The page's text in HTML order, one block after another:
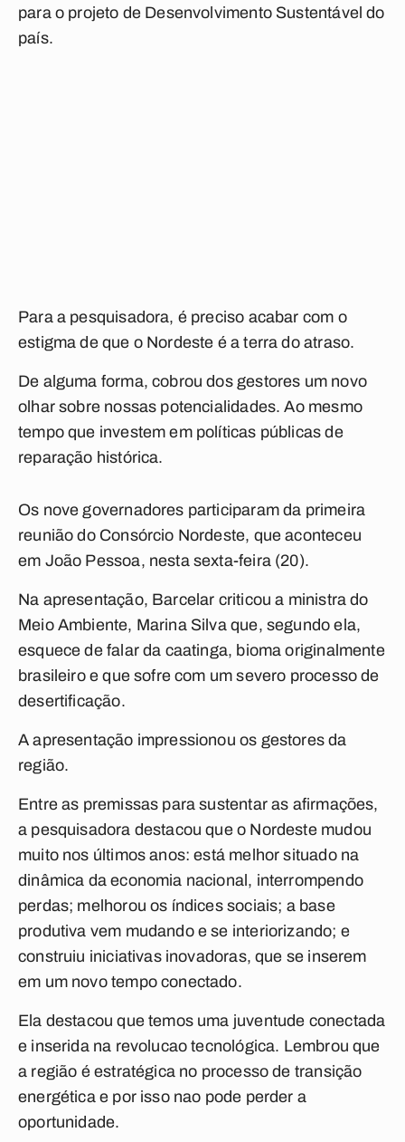
para o projeto de Desenvolvimento Sustentável do
país.
Para a pesquisadora, é preciso acabar com o
estigma de que o Nordeste é a terra do atraso.
De alguma forma, cobrou dos gestores um novo
olhar sobre nossas potencialidades. Ao mesmo
tempo que investem em políticas públicas de
reparação histórica.
Os nove governadores participaram da primeira
reunião do Consórcio Nordeste, que aconteceu
em João Pessoa, nesta sexta-feira (20).
Na apresentação, Barcelar criticou a ministra do
Meio Ambiente, Marina Silva que, segundo ela,
esquece de falar da caatinga, bioma originalmente
brasileiro e que sofre com um severo processo de
desertificação.
A apresentação impressionou os gestores da
região.
Entre as premissas para sustentar as afirmações,
a pesquisadora destacou que o Nordeste mudou
muito nos últimos anos: está melhor situado na
dinâmica da economia nacional, interrompendo
perdas; melhorou os índices sociais; a base
produtiva vem mudando e se interiorizando; e
construiu iniciativas inovadoras, que se inserem
em um novo tempo conectado.
Ela destacou que temos uma juventude conectada
e inserida na revolucao tecnológica. Lembrou que
a região é estratégica no processo de transição
energética e por isso nao pode perder a
oportunidade.